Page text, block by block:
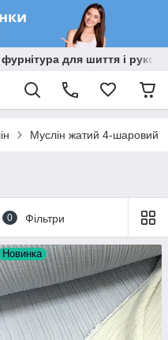
для шиття і
Муслін жатий 4-шаровий
0 Фільтри
Новинка